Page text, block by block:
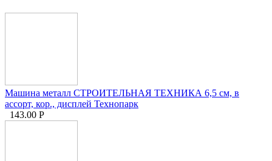
Машина металл СТРОИТЕЛЬНАЯ ТЕХНИКА 6,5 см, в
ассорт, кор., дисплей Технопарк
143.00 Р